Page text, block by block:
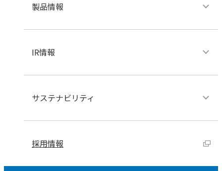
製品情報
IR情報
サステナビリティ
採用情報